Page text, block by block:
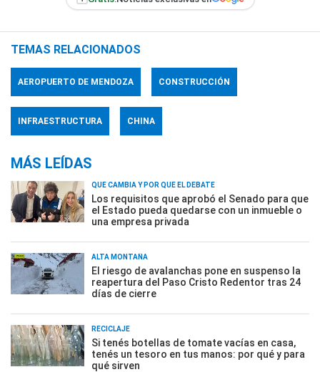
TEMAS RELACIONADOS
AEROPUERTO DE MENDOZA CONSTRUCCIÓN
INFRAESTRUCTURA CHINA
MÁS LEÍDAS
QUÉ CAMBIA Y POR QUÉ EL DEBATE
Los requisitos que aprobó el Senado para que
el Estado pueda quedarse con un inmueble o
una empresa privada
ALTA MONTAÑA
El riesgo de avalanchas pone en suspenso la
reapertura del Paso Cristo Redentor tras 24
días de cierre
RECICLAJE
Si tenés botellas de tomate vacías en casa,
tenés un tesoro en tus manos: por qué y para
qué sirven